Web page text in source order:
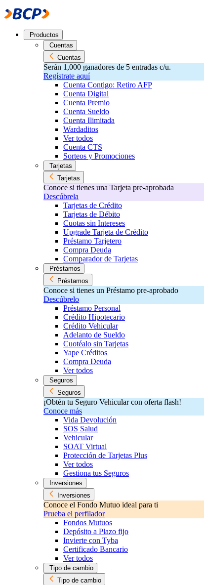
Productos
Cuentas
Cuentas
Serán 1,000 ganadores de 5 entradas c/u.
Regístrate aquí
Cuenta Contigo: Retiro AFP
Cuenta Digital
Cuenta Premio
Cuenta Sueldo
Cuenta Ilimitada
Wardaditos
Ver todos
Cuenta CTS
Sorteos y Promociones
Tarjetas
Tarjetas
Conoce si tienes una Tarjeta pre-aprobada
Descúbrela
Tarjetas de Crédito
Tarjetas de Débito
Cuotas sin Intereses
Upgrade Tarjeta de Crédito
Préstamo Tarjetero
Compra Deuda
Comparador de Tarjetas
Préstamos
Préstamos
Conoce si tienes un Préstamo pre-aprobado
Descúbrelo
Préstamo Personal
Crédito Hipotecario
Crédito Vehicular
Adelanto de Sueldo
Cuotéalo sin Tarjetas
Yape Créditos
Compra Deuda
Ver todos
Seguros
Seguros
¡Obtén tu Seguro Vehicular con oferta flash!
Conoce más
Vida Devolución
SOS Salud
Vehicular
SOAT Virtual
Protección de Tarjetas Plus
Ver todos
Gestiona tus Seguros
Inversiones
Inversiones
Conoce el Fondo Mutuo ideal para ti
Prueba el perfilador
Fondos Mutuos
Depósito a Plazo fijo
Invierte con Tyba
Certificado Bancario
Ver todos
Tipo de cambio
Tipo de cambio